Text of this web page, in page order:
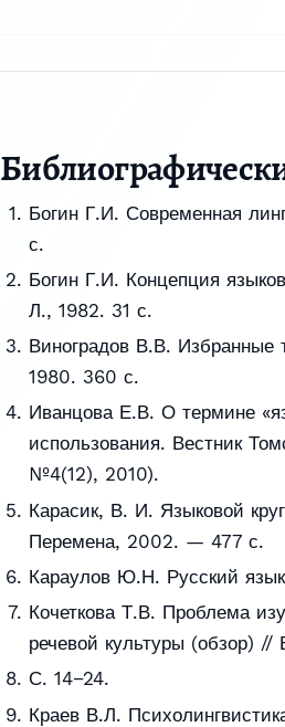
Богин Г.И. Современная
с.
Богин Г.И. Концепция
Л., 1982. 31 с.
Виноградов В.В. Избранные
1980. 360 с.
Иванцова Е.В. О термине
использования. Вестник
№4(12), 2010).
Карасик, В. И. Языковой
Перемена, 2002. — 477 с.
Караулов Ю.Н. Русский
Кочеткова Т.В. Проблема
речевой культуры (обзор)
С. 14−24.
Краев В.Л.